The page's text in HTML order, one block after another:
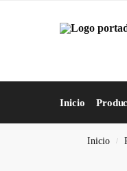
Inicio
Inicio /